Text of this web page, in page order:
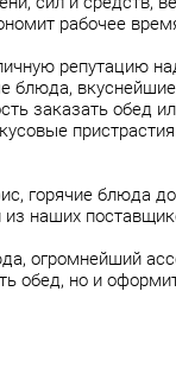
рабочее
репутацию
заказать обед
горячие блюда
наших
огромнейший
но и